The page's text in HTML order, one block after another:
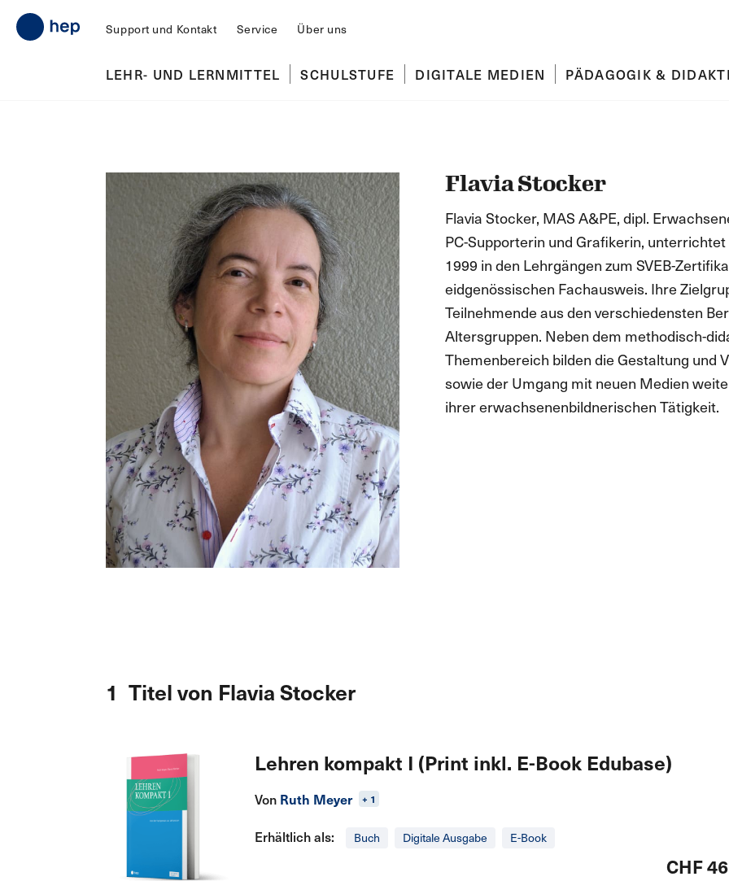
Support und Kontakt Service Über uns
LEHR- UND LERNMITTEL SCHULSTUFE DIGITALE MEDIEN PÄDAGOGIK &
Flavia Stocker
Flavia Stocker, MAS A&PE, dipl.
PC-Supporterin und Grafikerin,
1999 in den Lehrgängen zum SVEB-
eidgenössischen Fachausweis. Ihre
Teilnehmende aus den verschiedensten
Altersgruppen. Neben dem methodisch-
Themenbereich bilden die Gestaltung und
sowie der Umgang mit neuen Medien
ihrer erwachsenenbildnerischen Tätigkeit.
1 Titel von Flavia Stocker
Lehren kompakt I (Print inkl. E-Book Edubase)
Von Ruth Meyer + 1
Erhältlich als: Buch Digitale Ausgabe E-Book
CHF